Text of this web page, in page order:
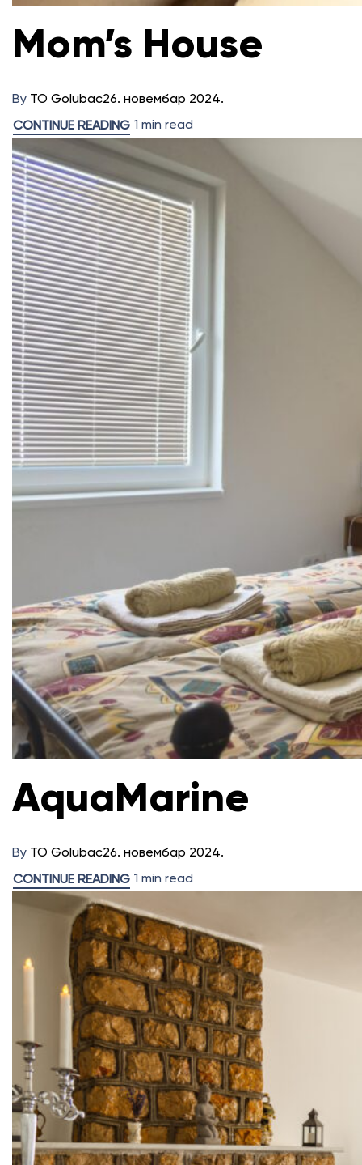
Mom’s House
By TO Golubac26. новембар 2024.
CONTINUE READING 1 min read
AquaMarine
By TO Golubac26. новембар 2024.
CONTINUE READING 1 min read